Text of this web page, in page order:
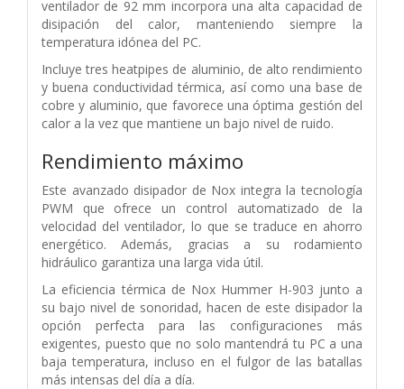
ventilador de 92 mm incorpora una alta capacidad de
disipación del calor, manteniendo siempre la
temperatura idónea del PC.
Incluye tres heatpipes de aluminio, de alto rendimiento
y buena conductividad térmica, así como una base de
cobre y aluminio, que favorece una óptima gestión del
calor a la vez que mantiene un bajo nivel de ruido.
Rendimiento máximo
Este avanzado disipador de Nox integra la tecnología
PWM que ofrece un control automatizado de la
velocidad del ventilador, lo que se traduce en ahorro
energético. Además, gracias a su rodamiento
hidráulico garantiza una larga vida útil.
La eficiencia térmica de Nox Hummer H-903 junto a
su bajo nivel de sonoridad, hacen de este disipador la
opción perfecta para las configuraciones más
exigentes, puesto que no solo mantendrá tu PC a una
baja temperatura, incluso en el fulgor de las batallas
más intensas del día a día.